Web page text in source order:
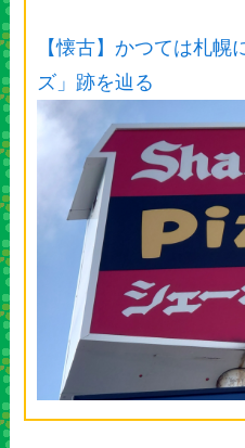
【懐古】かつては札
ズ」跡を辿る